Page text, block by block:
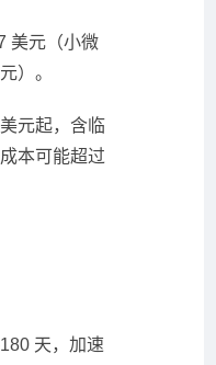
美元（小微
）。
元起，含临
本可能超过
天，加速